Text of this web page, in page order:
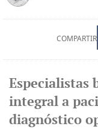
COMPARTIR
Especialistas
integral a
diagnóstico